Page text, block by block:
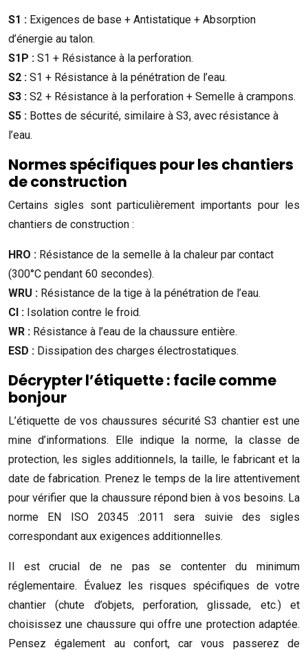
S1 : Exigences de base + Antistatique + Absorption
d’énergie au talon.
S1P : S1 + Résistance à la perforation.
S2 : S1 + Résistance à la pénétration de l’eau.
S3 : S2 + Résistance à la perforation + Semelle à crampons.
S5 : Bottes de sécurité, similaire à S3, avec résistance à
l’eau.
Normes spécifiques pour les chantiers
de construction
Certains sigles sont particulièrement importants pour les
chantiers de construction :
HRO : Résistance de la semelle à la chaleur par contact
(300°C pendant 60 secondes).
WRU : Résistance de la tige à la pénétration de l’eau.
CI : Isolation contre le froid.
WR : Résistance à l’eau de la chaussure entière.
ESD : Dissipation des charges électrostatiques.
Décrypter l’étiquette : facile comme
bonjour
L’étiquette de vos chaussures sécurité S3 chantier est une
mine d’informations. Elle indique la norme, la classe de
protection, les sigles additionnels, la taille, le fabricant et la
date de fabrication. Prenez le temps de la lire attentivement
pour vérifier que la chaussure répond bien à vos besoins. La
norme EN ISO 20345 :2011 sera suivie des sigles
correspondant aux exigences additionnelles.
Il est crucial de ne pas se contenter du minimum
réglementaire. Évaluez les risques spécifiques de votre
chantier (chute d’objets, perforation, glissade, etc.) et
choisissez une chaussure qui offre une protection adaptée.
Pensez également au confort, car vous passerez de